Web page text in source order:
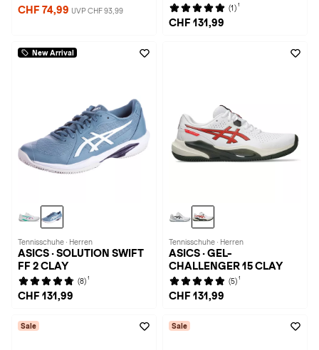
CHF 74,99 UVP CHF 93,99 (1) 1
CHF 131,99
New Arrival
Tennisschuhe · Herren
ASICS · SOLUTION SWIFT
FF 2 CLAY
(8) 1
CHF 131,99
Tennisschuhe · Herren
ASICS · GEL-
CHALLENGER 15 CLAY
(5) 1
CHF 131,99
Sale Sale